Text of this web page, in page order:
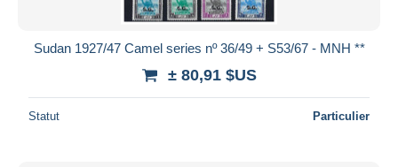
Sudan 1927/47 Camel series nº 36/49 + S53/67 - MNH **
± 80,91 $US
Statut Particulier